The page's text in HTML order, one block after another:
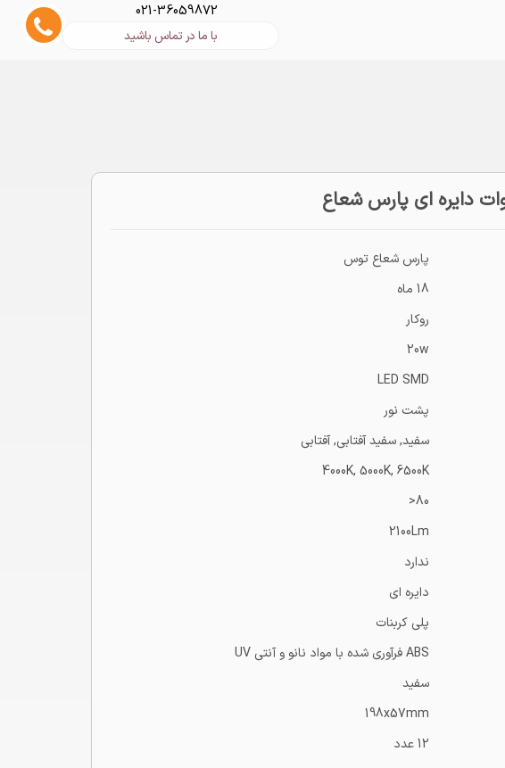
021-36059872
با ما در تماس باشید
پارس شعاع توس
18 ماه
روکار
20w
LED SMD
پشت نور
سفید, سفید آفتابی, آفتابی
4000K, 5000K, 6500K
80<
2100Lm
ندارد
دایره ای
پلی کربنات
ABS فرآوری شده با مواد نانو و آنتی UV
سفید
198x57mm
12 عدد